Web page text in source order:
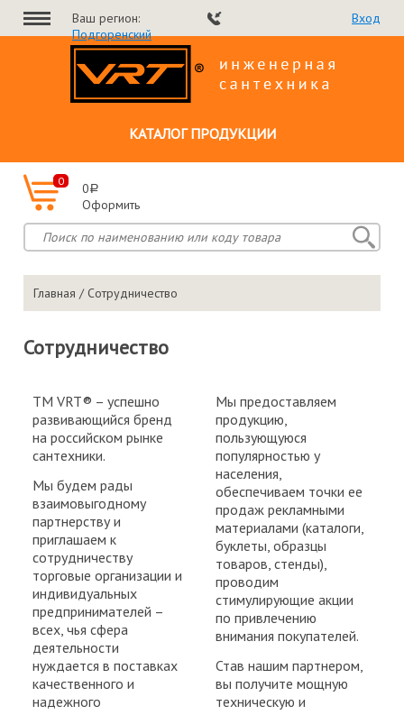
Ваш регион:
Подгоренский
Вход
КАТАЛОГ ПРОДУКЦИИ
0 0a
Оформить
Главная / Сотрудничество
Сотрудничество
ТМ VRT® – успешно
развивающийся бренд
на российском рынке
сантехники.
Мы будем рады
взаимовыгодному
партнерству и
приглашаем к
сотрудничеству
торговые организации и
индивидуальных
предпринимателей –
всех, чья сфера
деятельности
нуждается в поставках
качественного и
надежного
Мы предоставляем
продукцию,
пользующуюся
популярностью у
населения,
обеспечиваем точки ее
продаж рекламными
материалами (каталоги,
буклеты, образцы
товаров, стенды),
проводим
стимулирующие акции
по привлечению
внимания покупателей.
Став нашим партнером,
вы получите мощную
техническую и